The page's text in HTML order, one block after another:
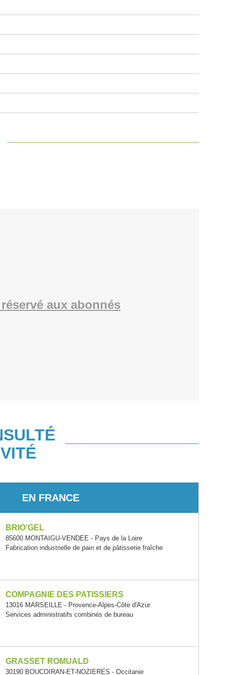
aux abonnés
EN FRANCE
BRIO'GEL
85600 MONTAIGU-VENDEE - Pays de la Loire
Fabrication industrielle de pain et de pâtisserie fraîche
COMPAGNIE DES PATISSIERS
13016 MARSEILLE - Provence-Alpes-Côte d'Azur
Services administratifs combinés de bureau
GRASSET ROMUALD
30190 BOUCOIRAN-ET-NOZIERES - Occitanie